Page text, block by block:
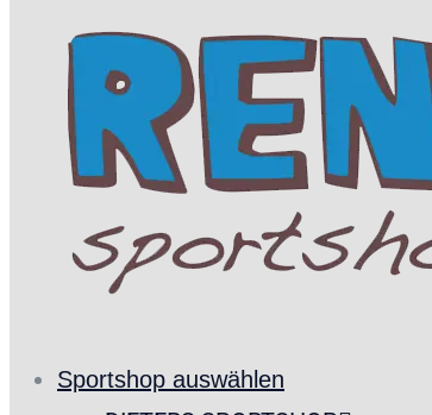
Sportshop auswählen